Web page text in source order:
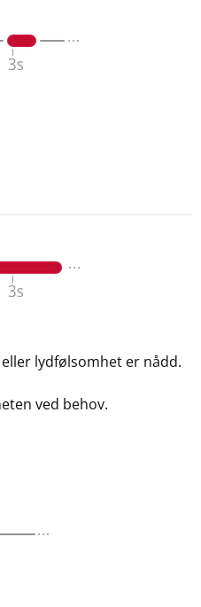
lydfølsomhet er nådd.
ved behov.